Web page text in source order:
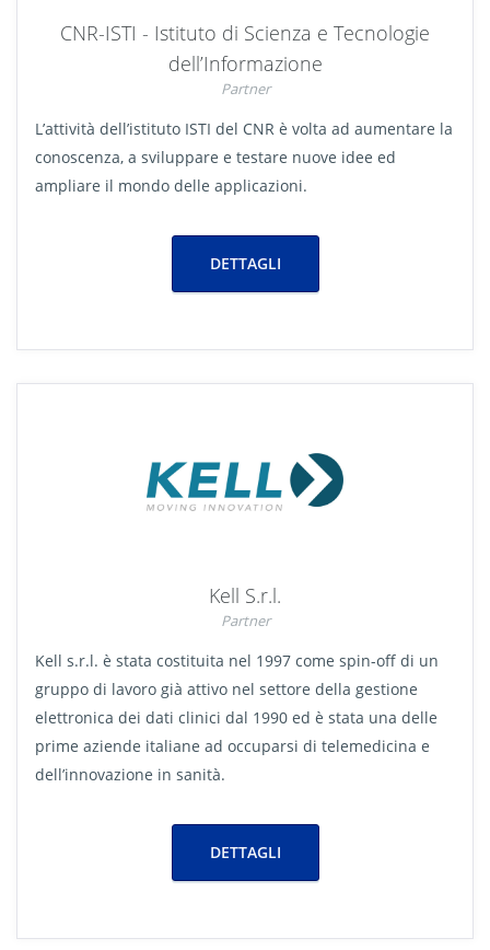
CNR-ISTI - Istituto di Scienza e Tecnologie
dell’Informazione
Partner
L’attività dell’istituto ISTI del CNR è volta ad aumentare la
conoscenza, a sviluppare e testare nuove idee ed
ampliare il mondo delle applicazioni.
DETTAGLI
Kell S.r.l.
Partner
Kell s.r.l. è stata costituita nel 1997 come spin-off di un
gruppo di lavoro già attivo nel settore della gestione
elettronica dei dati clinici dal 1990 ed è stata una delle
prime aziende italiane ad occuparsi di telemedicina e
dell’innovazione in sanità.
DETTAGLI